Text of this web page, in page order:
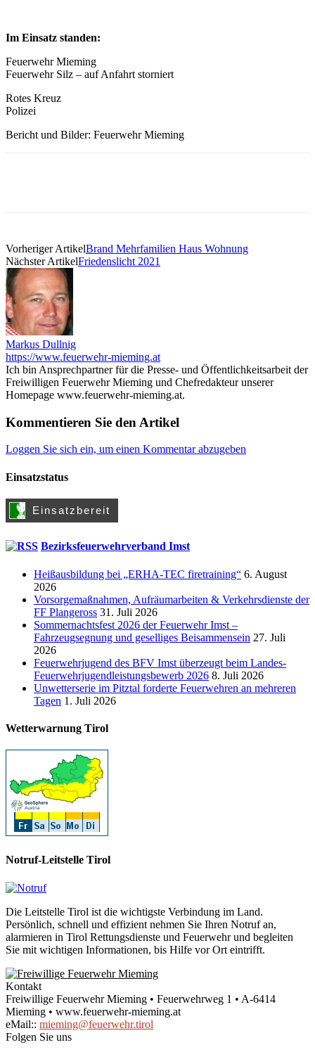
Im Einsatz standen:
Feuerwehr Mieming
Feuerwehr Silz – auf Anfahrt storniert
Rotes Kreuz
Polizei
Bericht und Bilder: Feuerwehr Mieming
Vorheriger ArtikelBrand Mehrfamilien Haus Wohnung
Nächster ArtikelFriedenslicht 2021
Markus Dullnig
https://www.feuerwehr-mieming.at
Ich bin Ansprechpartner für die Presse- und Öffentlichkeitsarbeit der
Freiwilligen Feuerwehr Mieming und Chefredakteur unserer
Homepage www.feuerwehr-mieming.at.
Kommentieren Sie den Artikel
Loggen Sie sich ein, um einen Kommentar abzugeben
Einsatzstatus
Bezirksfeuerwehrverband Imst
Heißausbildung bei „ERHA-TEC firetraining“ 6. August
2026
Vorsorgemaßnahmen, Aufräumarbeiten & Verkehrsdienste der
FF Plangeross 31. Juli 2026
Sommernachtsfest 2026 der Feuerwehr Imst –
Fahrzeugsegnung und geselliges Beisammensein 27. Juli
2026
Feuerwehrjugend des BFV Imst überzeugt beim Landes-
Feuerwehrjugendleistungsbewerb 2026 8. Juli 2026
Unwetterserie im Pitztal forderte Feuerwehren an mehreren
Tagen 1. Juli 2026
Wetterwarnung Tirol
Notruf-Leitstelle Tirol
Die Leitstelle Tirol ist die wichtigste Verbindung im Land.
Persönlich, schnell und effizient nehmen Sie Ihren Notruf an,
alarmieren in Tirol Rettungsdienste und Feuerwehr und begleiten
Sie mit wichtigen Informationen, bis Hilfe vor Ort eintrifft.
Kontakt
Freiwillige Feuerwehr Mieming • Feuerwehrweg 1 • A-6414
Mieming • www.feuerwehr-mieming.at
eMail:: mieming@feuerwehr.tirol
Folgen Sie uns